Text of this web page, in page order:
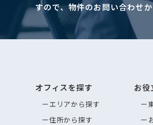
すので、物件のお問い合わせ
オフィスを探す
エリアから探す
住所から探す
お役